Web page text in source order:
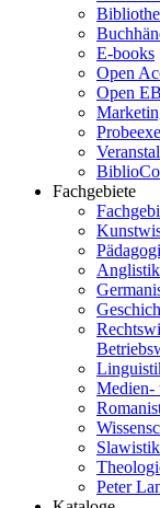
E-books
Open
Open
Fachgebiete
Medien-
Slawistik
Peter